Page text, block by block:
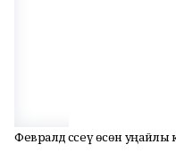
Февралдә сәсеү өсөн уңайлы